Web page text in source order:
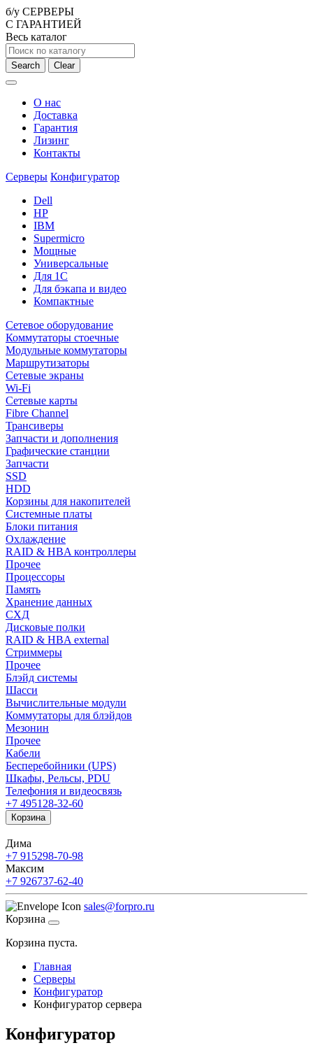
б/у СЕРВЕРЫ
С ГАРАНТИЕЙ
Весь каталог
Search Clear
О нас
Доставка
Гарантия
Лизинг
Контакты
Серверы Конфигуратор
Dell
HP
IBM
Supermicro
Мощные
Универсальные
Для 1С
Для бэкапа и видео
Компактные
Сетевое оборудование
Коммутаторы стоечные
Модульные коммутаторы
Маршрутизаторы
Сетевые экраны
Wi-Fi
Сетевые карты
Fibre Channel
Трансиверы
Запчасти и дополнения
Графические станции
Запчасти
SSD
HDD
Корзины для накопителей
Системные платы
Блоки питания
Охлаждение
RAID & HBA контроллеры
Прочее
Процессоры
Память
Хранение данных
СХД
Дисковые полки
RAID & HBA external
Стриммеры
Прочее
Блэйд системы
Шасси
Вычислительные модули
Коммутаторы для блэйдов
Мезонин
Прочее
Кабели
Бесперебойники (UPS)
Шкафы, Рельсы, PDU
Телефония и видеосвязь
+7 495128-32-60
Корзина
Дима
+7 915298-70-98
Максим
+7 926737-62-40
sales@forpro.ru
Корзина
Корзина пуста.
Главная
Серверы
Конфигуратор
Конфигуратор сервера
Конфигуратор